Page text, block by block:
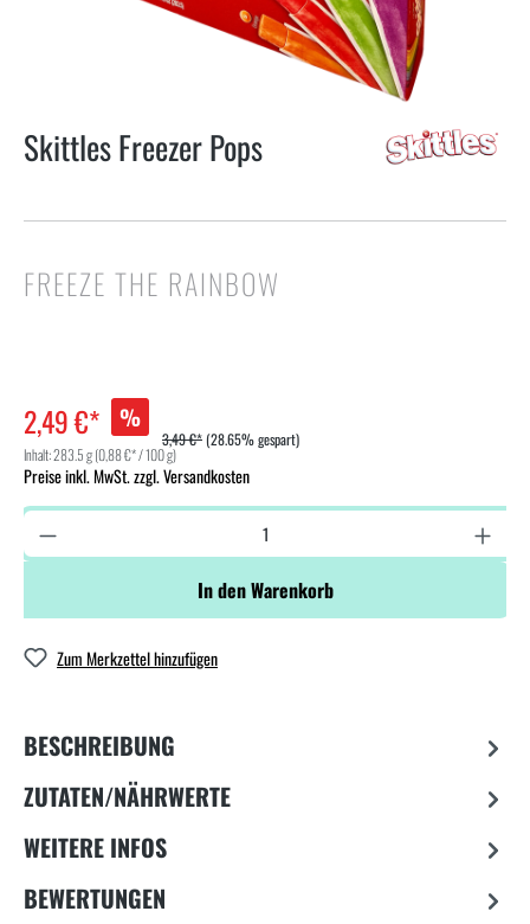
Skittles Freezer Pops
FREEZE THE RAINBOW
2,49 €* %
3,49 €*(28.65% gespart)
Inhalt:283.5 g(0,88 €* / 100 g)
Preise inkl. MwSt. zzgl. Versandkosten
In den Warenkorb
Zum Merkzettel hinzufügen
BESCHREIBUNG
ZUTATEN/NÄHRWERTE
WEITERE INFOS
BEWERTUNGEN